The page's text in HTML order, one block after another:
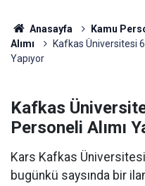
Anasayfa Kamu
Alımı
Kafkas Üniversitesi
Yapıyor
Kafkas
Personeli Alımı
Kars Kafkas
bugünkü saysında bir